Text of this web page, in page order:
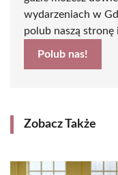
wydarzeniach w
polub naszą stronę
Polub nas!
Zobacz Także